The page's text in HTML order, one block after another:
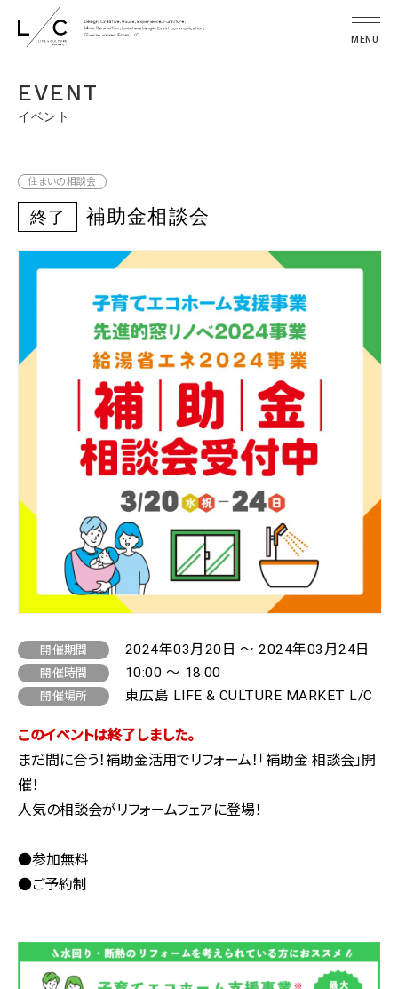
MENU
EVENT
イベント
住まいの相談会
終了 補助金相談会
開催期間 2024年03月20日 ～ 2024年03月24日
開催時間 10:00 ～ 18:00
開催場所 東広島 LIFE & CULTURE MARKET L/C
このイベントは終了しました。
まだ間に合う！補助金活用でリフォーム！「補助金 相談会」開
催！
人気の相談会がリフォームフェアに登場！
●参加無料
●ご予約制